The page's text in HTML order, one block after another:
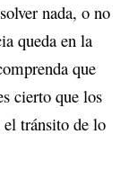
nada, o no
queda en la
que
cierto que los
tránsito de lo